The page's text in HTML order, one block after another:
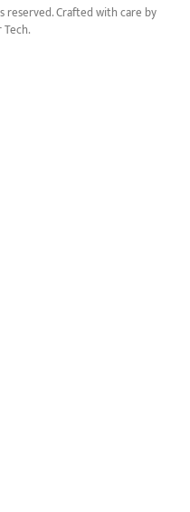
reserved. Crafted with care by
.